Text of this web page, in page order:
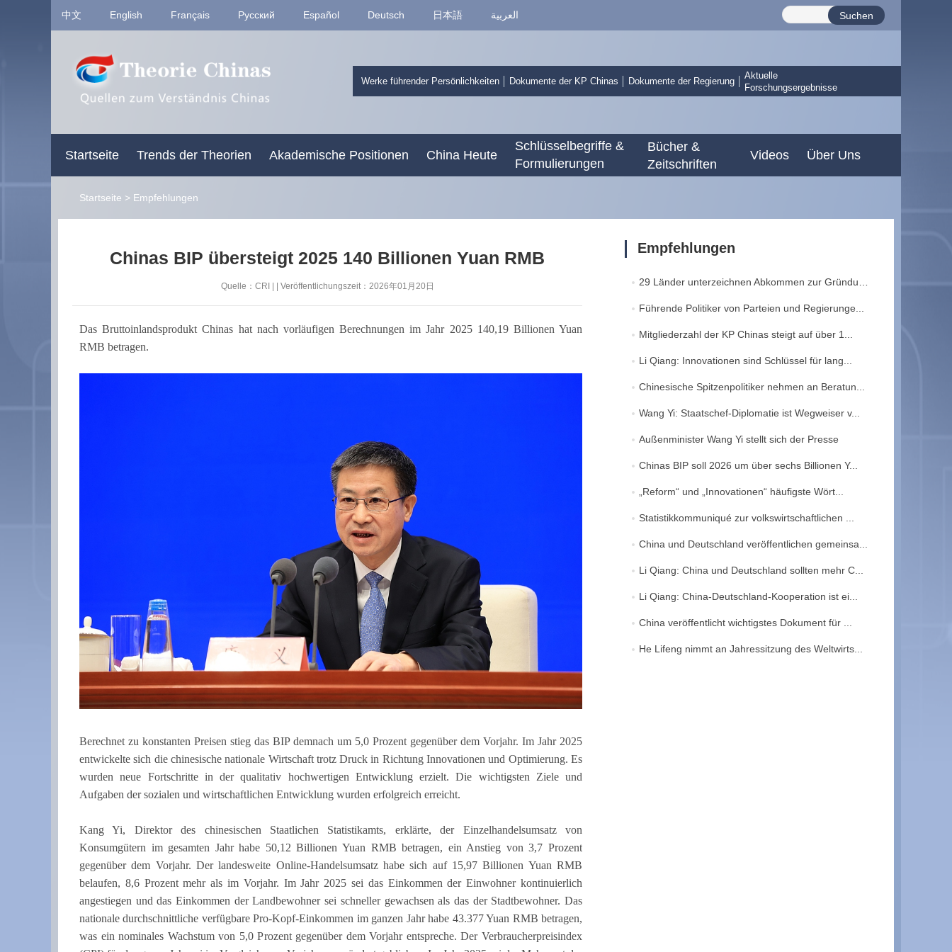
中文 English Français Pусский Español Deutsch 日本語 العربية Suchen
Werke führender Persönlichkeiten Dokumente der KP Chinas Dokumente der Regierung
Aktuelle
Forschungsergebnisse
Startseite Trends der Theorien Akademische Positionen China Heute
Schlüsselbegriffe &
Formulierungen
Bücher &
Zeitschriften
Videos Über Uns
Startseite > Empfehlungen
Chinas BIP übersteigt 2025 140 Billionen Yuan RMB
Quelle：CRI | | Veröffentlichungszeit：2026年01月20日
Das Bruttoinlandsprodukt Chinas hat nach vorläufigen Berechnungen im Jahr 2025 140,19 Billionen Yuan
RMB betragen.
Berechnet zu konstanten Preisen stieg das BIP demnach um 5,0 Prozent gegenüber dem Vorjahr. Im Jahr 2025
entwickelte sich die chinesische nationale Wirtschaft trotz Druck in Richtung Innovationen und Optimierung. Es
wurden neue Fortschritte in der qualitativ hochwertigen Entwicklung erzielt. Die wichtigsten Ziele und
Aufgaben der sozialen und wirtschaftlichen Entwicklung wurden erfolgreich erreicht.
Kang Yi, Direktor des chinesischen Staatlichen Statistikamts, erklärte, der Einzelhandelsumsatz von
Konsumgütern im gesamten Jahr habe 50,12 Billionen Yuan RMB betragen, ein Anstieg von 3,7 Prozent
gegenüber dem Vorjahr. Der landesweite Online-Handelsumsatz habe sich auf 15,97 Billionen Yuan RMB
belaufen, 8,6 Prozent mehr als im Vorjahr. Im Jahr 2025 sei das Einkommen der Einwohner kontinuierlich
angestiegen und das Einkommen der Landbewohner sei schneller gewachsen als das der Stadtbewohner. Das
nationale durchschnittliche verfügbare Pro-Kopf-Einkommen im ganzen Jahr habe 43.377 Yuan RMB betragen,
was ein nominales Wachstum von 5,0 Prozent gegenüber dem Vorjahr entspreche. Der Verbraucherpreisindex
Empfehlungen
Führende Politiker von Parteien und Regierunge...
Mitgliederzahl der KP Chinas steigt auf über 1...
Li Qiang: Innovationen sind Schlüssel für lang...
Chinesische Spitzenpolitiker nehmen an Beratun...
Wang Yi: Staatschef-Diplomatie ist Wegweiser v...
Außenminister Wang Yi stellt sich der Presse
Chinas BIP soll 2026 um über sechs Billionen Y...
„Reform“ und „Innovationen“ häufigste Wört...
Statistikkommuniqué zur volkswirtschaftlichen ...
China und Deutschland veröffentlichen gemeinsa...
Li Qiang: China und Deutschland sollten mehr C...
Li Qiang: China-Deutschland-Kooperation ist ei...
China veröffentlicht wichtigstes Dokument für ...
He Lifeng nimmt an Jahressitzung des Weltwirts...